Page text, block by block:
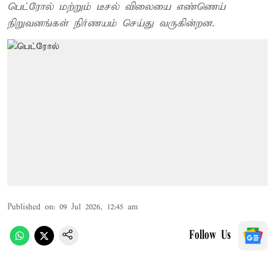
பெட்ரோல் மற்றும் டீசல் விலையை எண்ணெய்
நிறுவனங்கள் நிர்ணயம் செய்து வருகின்றன.
Published on: 09 Jul 2026, 12:45 am
Follow Us